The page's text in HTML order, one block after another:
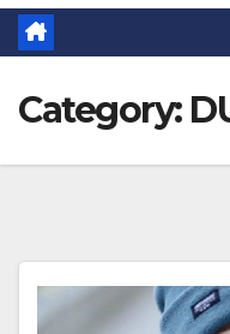
Category: